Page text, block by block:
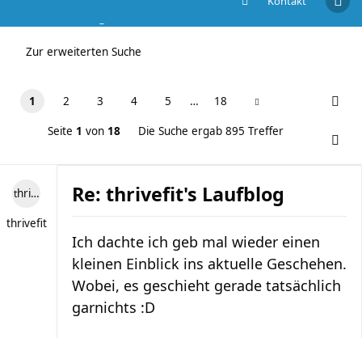
Zur erweiterten Suche
1 2 3 4 5 … 18
Seite 1 von 18 Die Suche ergab 895 Treffer
thrivefit
thrivefit
Re: thrivefit's Laufblog
Ich dachte ich geb mal wieder einen
kleinen Einblick ins aktuelle Geschehen.
Wobei, es geschieht gerade tatsächlich
garnichts :D